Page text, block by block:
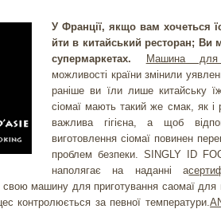
У Франції, якщо вам хочеться
йти в китайський ресторан; Ви
супермаркетах.
Машина для
можливості країни змінили
раніше ви їли лише китайську
сіомаї мають такий же смак, як і
важлива гігієна, а щоб
виготовлення сіомаї повинен
проблем безпеки. SINGLY ID
наполягає на наданні a
свою машину для приготування саомаї для
контролюється за певної температури.